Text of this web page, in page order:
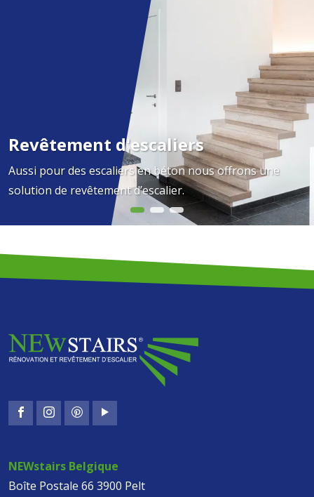
Revêtement d'escaliers
Aussi pour des escaliers en béton nous offrons une
solution de revêtement d’escalier.
NEWstairs Belgique
Boîte Postale 66 3900 Pelt